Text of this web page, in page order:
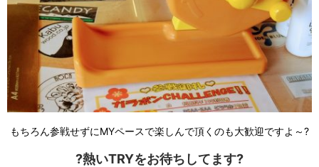
もちろん参戦せずにMYペースで楽しんで頂くのも大歓迎ですよ～?
?熱いTRYをお待ちしてます?